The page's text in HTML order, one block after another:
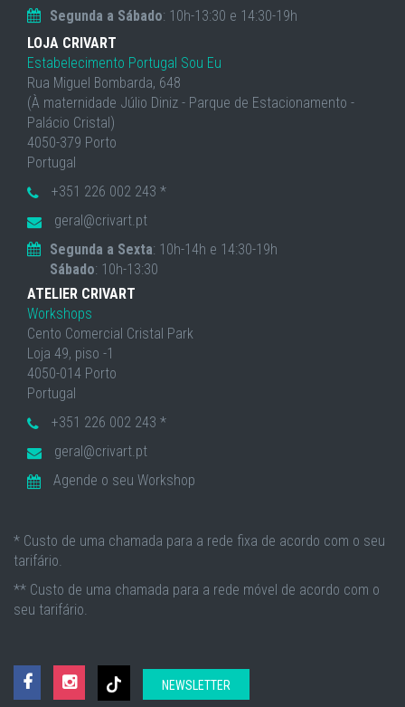
Segunda a Sábado: 10h-13:30 e 14:30-19h
LOJA CRIVART
Estabelecimento Portugal Sou Eu
Rua Miguel Bombarda, 648
(À maternidade Júlio Diniz - Parque de Estacionamento -
Palácio Cristal)
4050-379 Porto
Portugal
+351 226 002 243 *
geral@crivart.pt
Segunda a Sexta: 10h-14h e 14:30-19h
Sábado: 10h-13:30
ATELIER CRIVART
Workshops
Cento Comercial Cristal Park
Loja 49, piso -1
4050-014 Porto
Portugal
+351 226 002 243 *
geral@crivart.pt
Agende o seu Workshop
* Custo de uma chamada para a rede fixa de acordo com o seu
tarifário.
** Custo de uma chamada para a rede móvel de acordo com o
seu tarifário.
NEWSLETTER